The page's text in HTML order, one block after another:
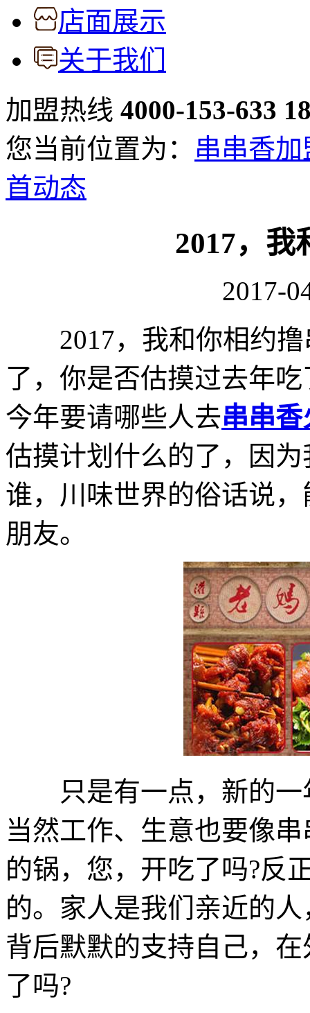
店面展示
关于我们
加盟热线 4000-153-633
您当前位置为： 串串香加
首动态
2017，我
2017-
2017，我和你相约撸
了，你是否估摸过去年
今年要请哪些人去串串
估摸计划什么的了，因
谁，川味世界的俗话说
朋友。
只是有一点，新的一
当然工作、生意也要像
的锅，您，开吃了吗?反
的。家人是我们亲近的
背后默默的支持自己，
了吗?